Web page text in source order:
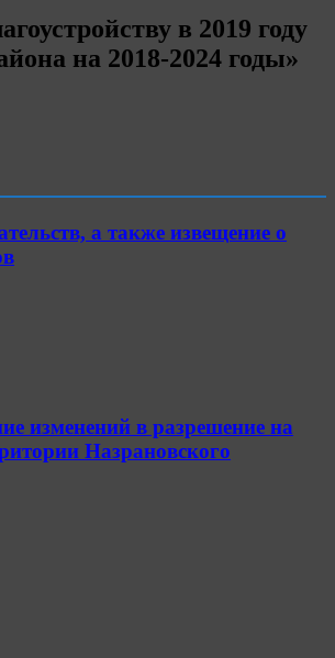
в 2019 году
на 2018-2024 годы»
а также извещение о
изменений в разрешение на
Назрановского